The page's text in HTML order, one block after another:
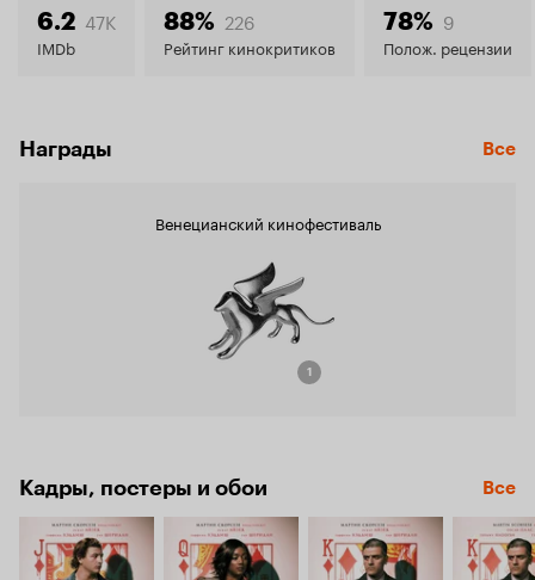
5.9
6.2 47K
IMDb
88% 226
Рейтинг кинокритиков
78% 9
Полож. рецензии
Награды Все
Венецианский кинофестиваль
1
Кадры, постеры и обои Все